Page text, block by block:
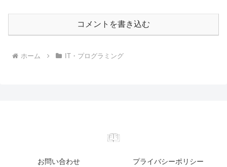
コメントを書き込む
ホーム IT・プログラミング
お問い合わせ プライバシーポリシー